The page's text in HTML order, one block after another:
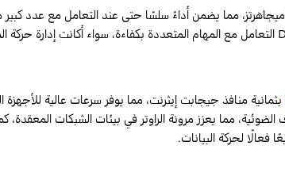
ميجاهرتز، مما يضمن أداءً سلسًا حتى عند التعامل مع عدد كبير
التعامل مع المهام المتعددة بكفاءة، سواء أكانت إدارة
بثمانية منافذجيجابتإيثرنت، مما يوفر سرعات عالية للأجهزة
الضوئية، مما يعزز مرونة الراوتر في بيئات الشبكات المعقدة،
فعالًا لحركة البيانات.